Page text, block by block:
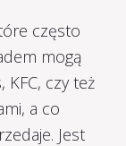
często
mogą
czy też
a co
Jest